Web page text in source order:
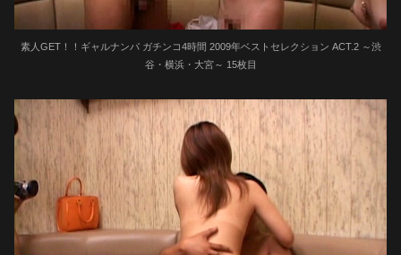
素人GET！！ギャルナンパ ガチンコ4時間 2009年ベストセレクション ACT.2 ～渋
谷・横浜・大宮～ 15枚目